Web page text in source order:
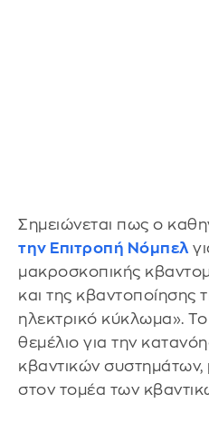
Σημειώνεται πως ο
την Επιτροπή Νόμπελ
μακροσκοπικής
και της κβαντοποίησης
ηλεκτρικό κύκλωμα».
θεμέλιο για την
κβαντικών συστημάτων,
στον τομέα των